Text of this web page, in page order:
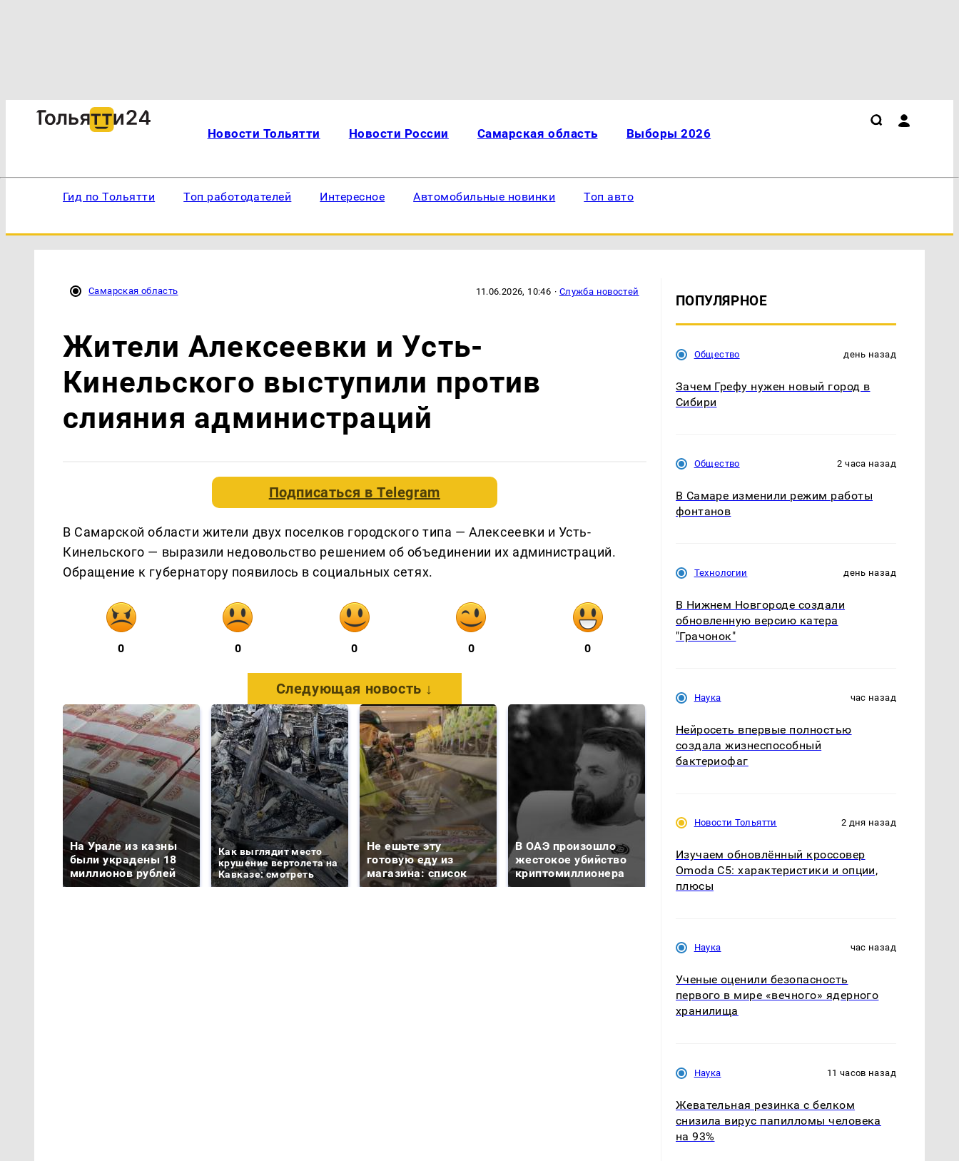
Новости Тольятти Новости России Самарская область Выборы 2026
Гид по Тольятти Топ работодателей Интересное Автомобильные новинки Топ авто
Самарская область 11.06.2026, 10:46 · Служба новостей
Жители Алексеевки и Усть-
Кинельского выступили против
слияния администраций
Подписаться вTelegram
В Самарской области жители двух поселков городского типа — Алексеевки и Усть-
Кинельского — выразили недовольство решением об объединении их администраций.
Обращение к губернатору появилось в социальных сетях.
0 0 0 0 0
Следующая новость ↓
На Урале из казны
были украдены 18
миллионов рублей
Как выглядит место
крушение вертолета на
Кавказе: смотреть
Не ешьте эту
готовую еду из
магазина: список
В ОАЭ произошло
жестокое убийство
криптомиллионера
Все новости по
падению вертолета на
Кавказе: читать здесь
было с 1945: чего
ждать всем нам?
ПОПУЛЯРНОЕ
Общество день назад
Зачем Грефу нужен новый город в
Сибири
Общество 2 часа назад
В Самаре изменили режим работы
фонтанов
Технологии день назад
В Нижнем Новгороде создали
обновленную версию катера
"Грачонок"
Наука час назад
Нейросеть впервые полностью
создала жизнеспособный
бактериофаг
Новости Тольятти 2 дня назад
Изучаем обновлённый кроссовер
Omoda C5: характеристики и опции,
плюсы
Наука час назад
Ученые оценили безопасность
первого в мире «вечного» ядерного
хранилища
Наука 11 часов назад
Жевательная резинка с белком
снизила вирус папилломы человека
на 93%